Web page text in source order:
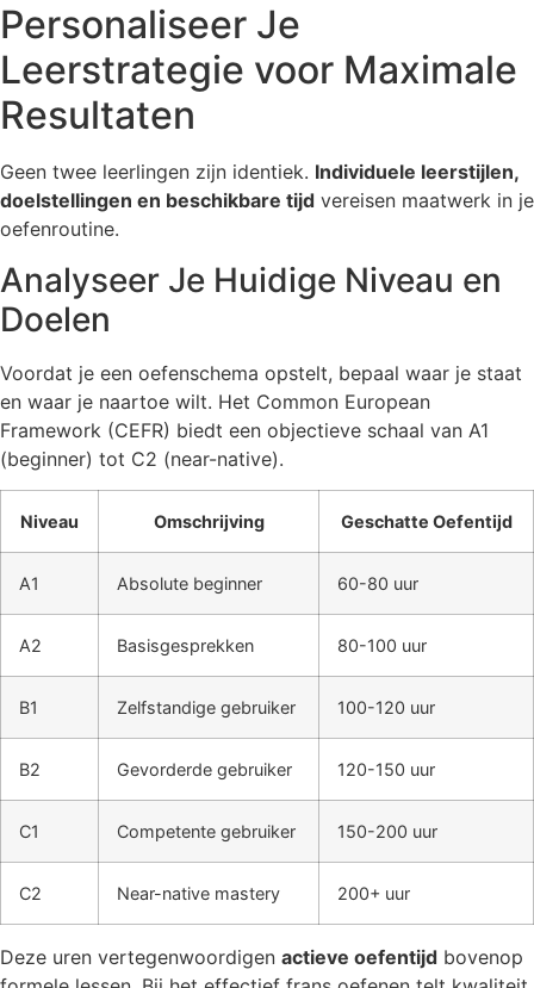
Personaliseer Je
Leerstrategie voor Maximale
Resultaten
Geen twee leerlingen zijn identiek. Individuele leerstijlen,
doelstellingen en beschikbare tijd vereisen maatwerk in je
oefenroutine.
Analyseer Je Huidige Niveau en
Doelen
Voordat je een oefenschema opstelt, bepaal waar je staat
en waar je naartoe wilt. Het Common European
Framework (CEFR) biedt een objectieve schaal van A1
(beginner) tot C2 (near-native).
Niveau Omschrijving Geschatte Oefentijd
A1 Absolute beginner 60-80 uur
A2 Basisgesprekken 80-100 uur
B1 Zelfstandige gebruiker 100-120 uur
B2 Gevorderde gebruiker 120-150 uur
C1 Competente gebruiker 150-200 uur
C2 Near-native mastery 200+ uur
Deze uren vertegenwoordigen actieve oefentijd bovenop